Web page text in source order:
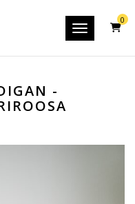
Toggle
0
-